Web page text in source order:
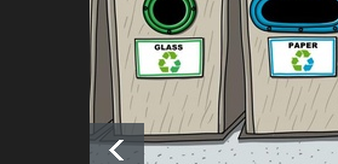
آغاز دوره‌های تخصصی فصل
تابستان 1405 خانه کاریکات…